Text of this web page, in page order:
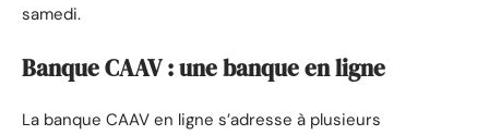
samedi.
Banque CAAV : une banque en ligne
La banque CAAV en ligne s’adresse à plusieurs